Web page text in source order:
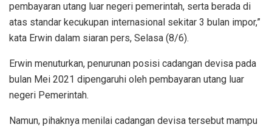
pembayaran utang luar negeri pemerintah, serta berada di
atas standar kecukupan internasional sekitar 3 bulan impor,”
kata Erwin dalam siaran pers, Selasa (8/6).
Erwin menuturkan, penurunan posisi cadangan devisa pada
bulan Mei 2021 dipengaruhi oleh pembayaran utang luar
negeri Pemerintah.
Namun, pihaknya menilai cadangan devisa tersebut mampu